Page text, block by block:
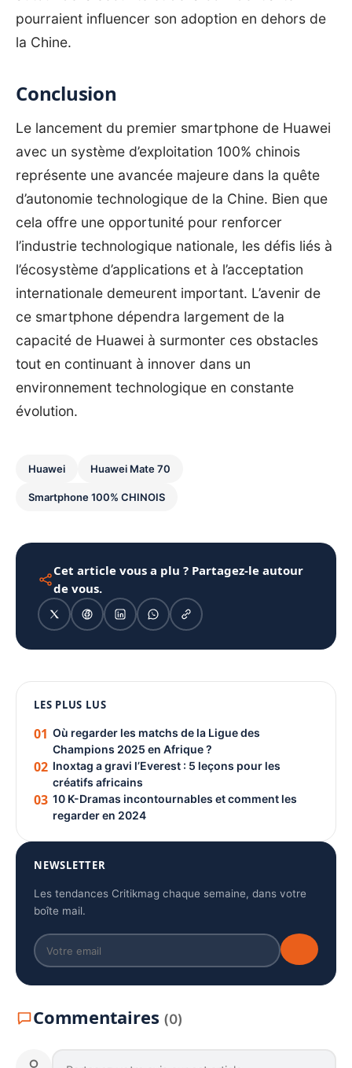
pourraient influencer son adoption en dehors de
la Chine.
Conclusion
Le lancement du premier smartphone de Huawei
avec un système d’exploitation 100% chinois
représente une avancée majeure dans la quête
d’autonomie technologique de la Chine. Bien que
cela offre une opportunité pour renforcer
l’industrie technologique nationale, les défis liés à
l’écosystème d’applications et à l’acceptation
internationale demeurent important. L’avenir de
ce smartphone dépendra largement de la
capacité de Huawei à surmonter ces obstacles
tout en continuant à innover dans un
environnement technologique en constante
évolution.
Huawei Huawei Mate 70
Smartphone 100% CHINOIS
Cet article vous a plu ? Partagez-le autour
de vous.
PUBLICITÉ
LES PLUS LUS
01 Où regarder les matchs de la Ligue des
Champions 2025 en Afrique ?
02 Inoxtag a gravi l’Everest : 5 leçons pour les
créatifs africains
03 10 K-Dramas incontournables et comment les
regarder en 2024
NEWSLETTER
Les tendances Critikmag chaque semaine, dans votre
boîte mail.
Commentaires (0)